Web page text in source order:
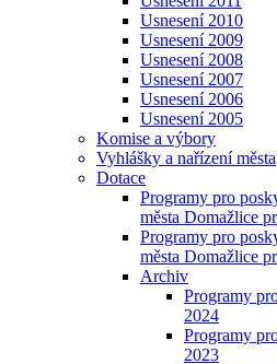
Usnesení 2010
Usnesení 2009
Usnesení 2008
Usnesení 2007
Usnesení 2006
Usnesení 2005
Komise a výbory
Vyhlášky a nařízení města
Dotace
Programy pro
města Domažlice
Programy pro
města Domažlice
Archiv
Programy
2024
Programy
2023